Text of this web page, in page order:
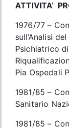
ATTIVITA’
1976/77 –
sull’Analisi
Psichiatrico
Pia Ospedali
1981/85 –
Sanitario
1981/85 –